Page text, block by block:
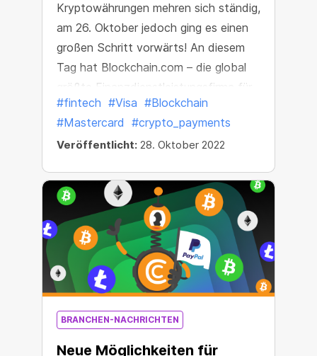
Kryptowährungen mehren sich ständig,
am 26. Oktober jedoch ging es einen
großen Schritt vorwärts! An diesem
Tag hat Blockchain.com – die global
größte Finanzdienstleistungsfirma für
Kryptowährungen – der Welt ihre neue
Blockchain.com Visa® Card gezeigt.
#fintech #Visa #Blockchain
#Mastercard #crypto_payments
Veröffentlicht: 28. Oktober 2022
BRANCHEN-NACHRICHTEN
Neue Möglichkeiten für